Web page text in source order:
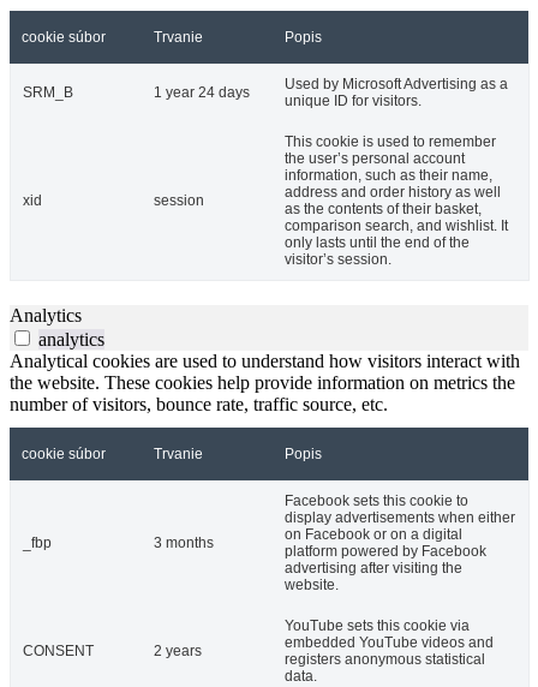
cookie súbor Trvanie Popis
SRM_B 1 year 24 days
Used by Microsoft Advertising as a
unique ID for visitors.
xid session
This cookie is used to remember
the user’s personal account
information, such as their name,
address and order history as well
as the contents of their basket,
comparison search, and wishlist. It
only lasts until the end of the
visitor’s session.
Analytics
analytics
Analytical cookies are used to understand how visitors interact with
the website. These cookies help provide information on metrics the
number of visitors, bounce rate, traffic source, etc.
cookie súbor Trvanie Popis
_fbp 3 months
Facebook sets this cookie to
display advertisements when either
on Facebook or on a digital
platform powered by Facebook
advertising after visiting the
website.
CONSENT 2 years
YouTube sets this cookie via
embedded YouTube videos and
registers anonymous statistical
data.